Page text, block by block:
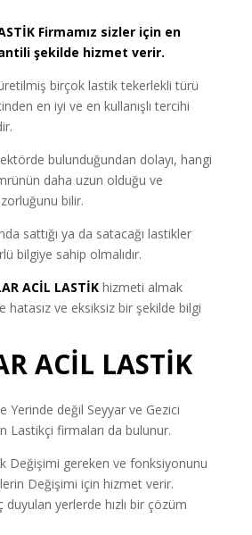
Firmamız sizler için en
şekilde hizmet verir.
birçok lastik tekerlekli türü
en iyi ve en kullanışlı tercihi
bulunduğundan dolayı, hangi
daha uzun olduğu ve
bilir.
sattığı ya da satacağı lastikler
bilgiye sahip olmalıdır.
ACİL LASTİK hizmeti almak
hatasız ve eksiksiz bir şekilde bilgi
ACİL LASTİK
Yerinde değil Seyyar ve Gezici
Lastikçi firmaları da bulunur.
Değişimi gereken ve fonksiyonunu
Değişimi için hizmet verir.
duyulan yerlerde hızlı bir çözüm